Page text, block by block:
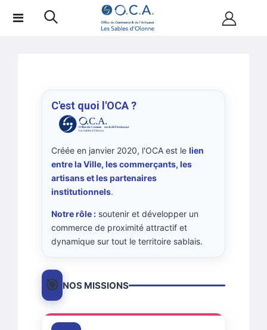
C'est quoi l'OCA ?
.C.A.
Office du Comme rce & de l'Artisanat
Les Sables d'Olonne
Créée en janvier 2020, l'OCA est le lien
entre la Ville, les commerçants, les
artisans et les partenaires
institutionnels.
Notre rôle : soutenir et développer un
commerce de proximité attractif et
dynamique sur tout le territoire sablais.
NOS MISSIONS